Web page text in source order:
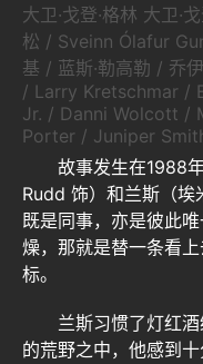
大卫·戈登·格林 大卫·
松 / Sveinn Ólafur
基 / 蓝斯·勒高勒 / 乔
/ Larry Kretschmar /
Jr. / Danni Wolcott /
Porter / Juniper
故事发生在1988年
Rudd 饰）和兰斯（埃
既是同事，亦是彼此
燥，那就是替一条看
标。
兰斯习惯了灯红酒
的荒野之中，他感到